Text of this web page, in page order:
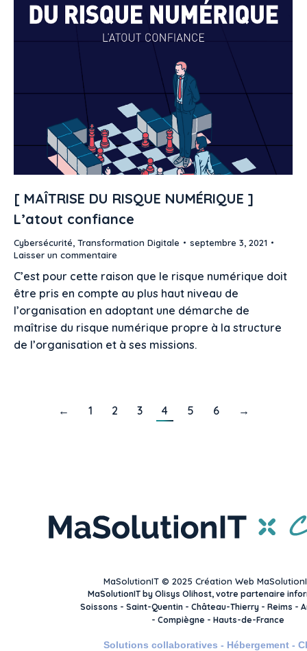
[ MAÎTRISE DU RISQUE NUMÉRIQUE ]
L’atout confiance
Cybersécurité, Transformation Digitale
septembre 3, 2021
Laisser un commentaire
C’est pour cette raison que le risque numérique doit
être pris en compte au plus haut niveau de
l’organisation en adoptant une démarche de
maîtrise du risque numérique propre à la structure
de l’organisation et à ses missions.
← 1 2 3 4 5 6 →
MaSolutionIT © 2025 Création Web
MaSolutionIT by Olisys Olihost, votre partenaire
Soissons - Saint-Quentin - Château-Thierry - Reims -
- Compiègne - Hauts-de-France
Solutions collaboratives - Hébergement -